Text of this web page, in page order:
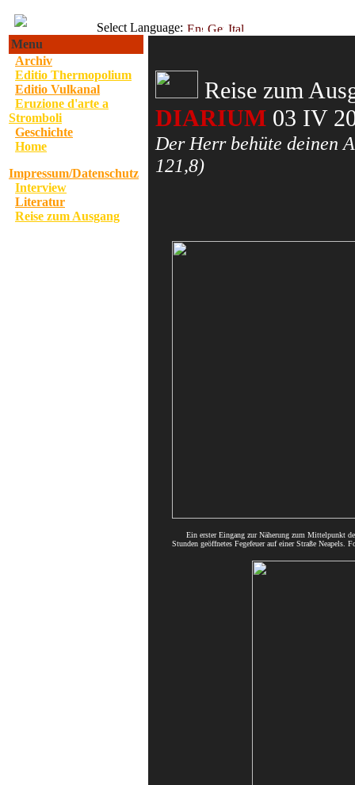
Select Language:
Menu
Archiv
Editio Thermopolium
Editio Vulkanal
Eruzione d'arte a
Stromboli
Geschichte
Home
Impressum/Datenschutz
Interview
Literatur
Reise zum Ausgang
Reise zum
DIARIUM 03 IV
Der Herr behüte deinen
121,8)
Ein erster Eingang zur Näherung zum Mittelpunkt
Stunden geöffnetes Fegefeuer auf einer Straße